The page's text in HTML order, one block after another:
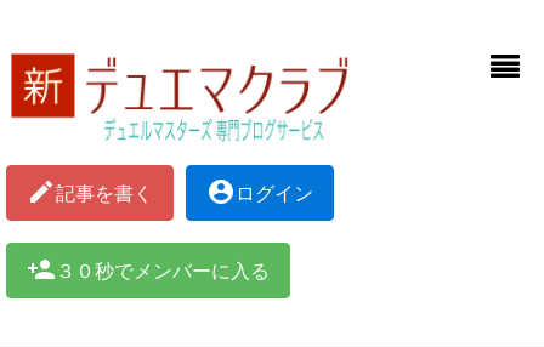
mode_edit記事を書く account_circle ログイン
person_add ３０秒でメンバーに入る